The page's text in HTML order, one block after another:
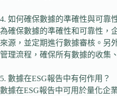
4. 如何確保數據的準確性與可靠
為確保數據的準確性和可靠性，
來源，並定期進行數據審核。另
管理流程，確保所有數據的收集
5. 數據在ESG報告中有何作用？
數據在ESG報告中可用於量化企